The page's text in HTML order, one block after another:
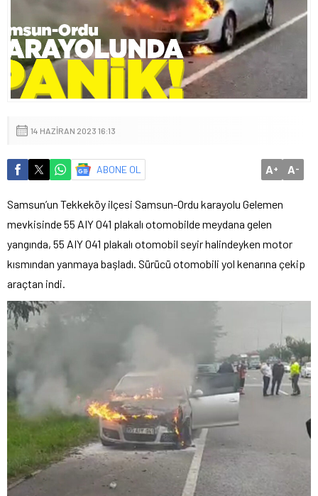
14 HAZIRAN 2023 16:13
ABONE OL A+ A-
Samsun’un Tekkeköy ilçesi Samsun-Ordu karayolu Gelemen
mevkisinde 55 AIY 041 plakalı otomobilde meydana gelen
yangında, 55 AIY 041 plakalı otomobil seyir halindeyken motor
kısmından yanmaya başladı. Sürücü otomobili yol kenarına çekip
araçtan indi.